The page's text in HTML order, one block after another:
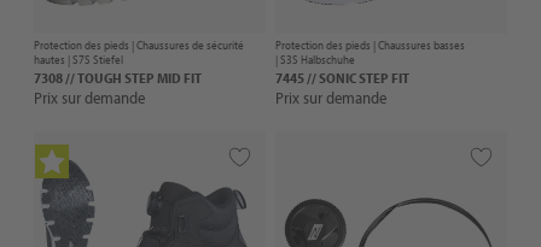
Protection des pieds |Chaussures de sécurité
hautes | S7S Stiefel
7308 // TOUGH STEP MID FIT
Prix sur demande
Protection des pieds |Chaussures basses
| S3S Halbschuhe
7445 // SONIC STEP FIT
Prix sur demande